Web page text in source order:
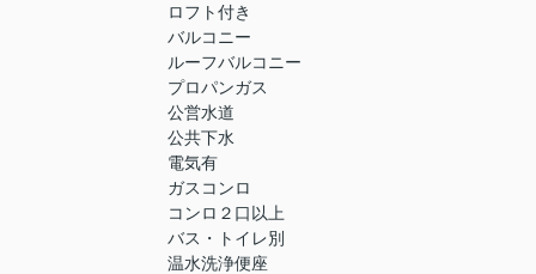
ロフト付き
バルコニー
ルーフバルコニー
プロパンガス
公営水道
公共下水
電気有
ガスコンロ
コンロ２口以上
バス・トイレ別
温水洗浄便座